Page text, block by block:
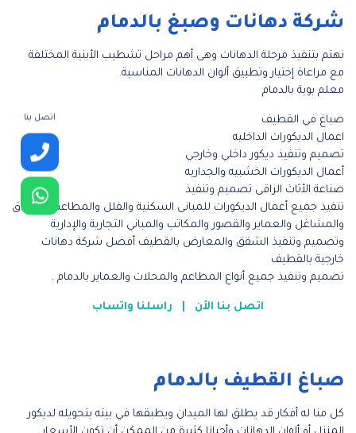
شركة دهانات وصبغ بالدمام
نهتم بتنفيذ مرحلة الدهانات وهى أهم مراحل تشطيب الأبنية المختلفة
مع مراعاة إختيار وتطبيق ألوان الدهانات المناسبة.
معلم بوية بالدمام
صباغ في القطيف
اعمال الديكورات الداخليه
تصميم وتنفيذ ديكور داخلي وخارجي
أعمال الديكورات الخشبيه والجداريه
صناعة الأثاث الراقى تصميم وتنفيذ
تنفيذ جميع أعمال الديكورات للمبانى السكنية والفلل والمطاعم والفنادق
والمشاغل والعماير والقصور والمكاتب والمباني التجارية والإدارية
وتصميم وتنفيذ الشقق والمعارض بالقطيف أفضل شركة دهانات
خارجية بالقطيف
تصميم وتنفيذ جميع أنواع المطاعم والمحلات والعماير بالدمام .
اتصل بنا الأن راسلنا واتساب
صباغ القطيف بالدمام
كل منا له أفكار قد يطلق لها الميدان ويطبقها في بيته بتحويله لديكور
اتصل بنا